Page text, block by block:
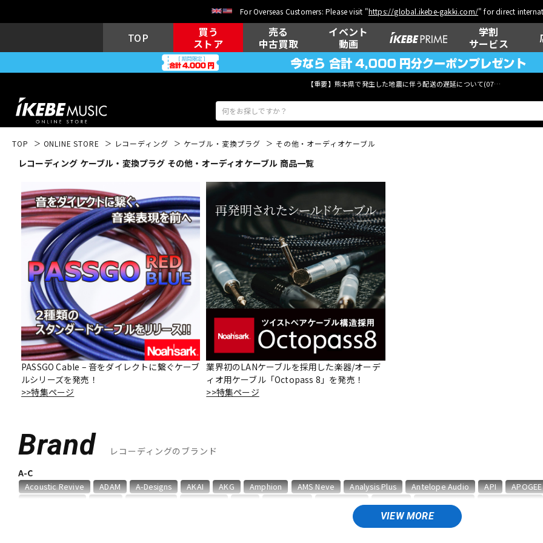
For Overseas Customers: Please visit "https://global.ikebe-gakki.com/" for direct
TOP
買う
ストア
売る
中古買取
イベント
動画
学割
サービス
【重要】熊本県で発生した地震に伴う配送の遅延について(07月29日
エレキギター アコギ/エレ
アコ
キーボード 電子ピアノ 管楽器
DJ機器 DTM DTM オンラ
イン納品
中古 ヴィンテージ
TOP ONLINE STORE レコーディング ケーブル・変換プラグ その他・オーディオケーブル
レコーディング ケーブル・変換プラグ その他・オーディオケーブル 商品一覧
PASSGO Cable – 音をダイレクトに繋ぐケーブ
ルシリーズを発売！
>>特集ページ
業界初のLANケーブルを採用した楽器/オーデ
ィオ用ケーブル「Octopass 8」を発売！
>>特集ページ
Brand レコーディングのブランド
VIEW MORE
A-C
Acoustic Revive ADAM A-Designs AKAI AKG Amphion AMS Neve Analysis Plus Antelope Audio API APOGEE
CUSTOM TRY